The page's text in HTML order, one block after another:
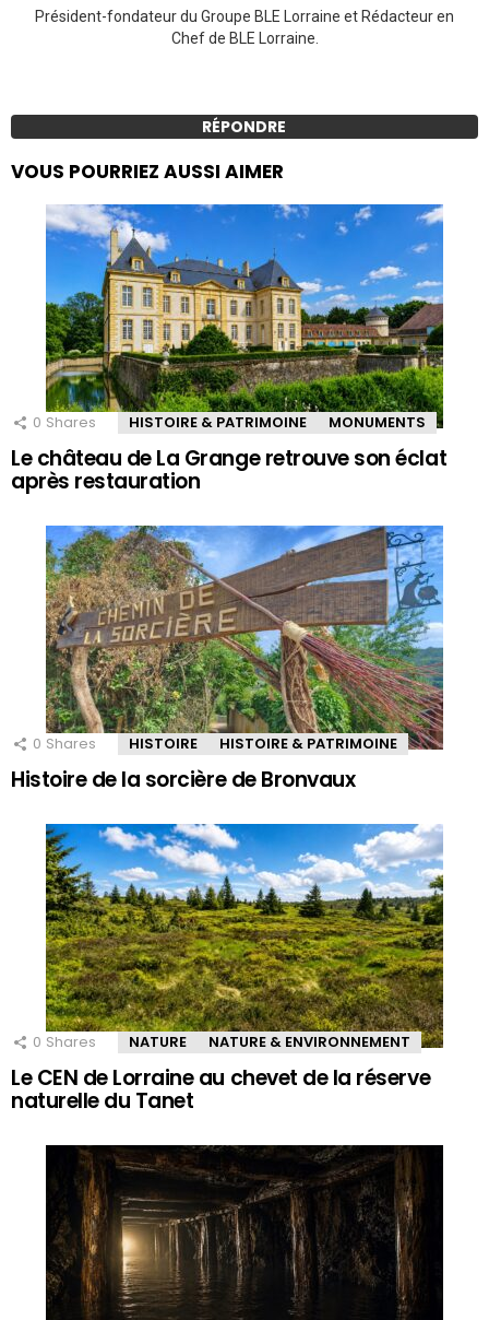
Président-fondateur du Groupe BLE Lorraine et Rédacteur en
Chef de BLE Lorraine.
RÉPONDRE
VOUS POURRIEZ AUSSI AIMER
0 Shares HISTOIRE & PATRIMOINE MONUMENTS
Le château de La Grange retrouve son éclat
après restauration
0 Shares HISTOIRE HISTOIRE & PATRIMOINE
Histoire de la sorcière de Bronvaux
0 Shares NATURE NATURE & ENVIRONNEMENT
Le CEN de Lorraine au chevet de la réserve
naturelle du Tanet